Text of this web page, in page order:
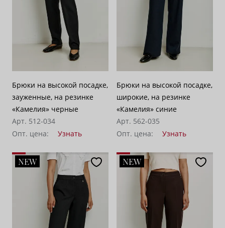
Брюки на высокой посадке,
зауженные, на резинке
«Камелия» черные
Арт. 512-034
Опт. цена:
Узнать
Брюки на высокой посадке,
широкие, на резинке
«Камелия» синие
Арт. 562-035
Опт. цена:
Узнать
NEW NEW